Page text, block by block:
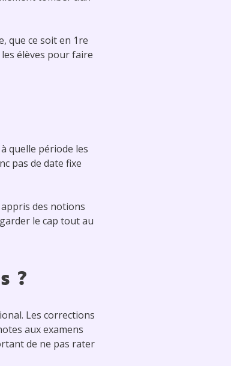
que ce soit en 1re
élèves pour faire
quelle période les
pas de date fixe
des notions
le cap tout au
?
Les corrections
aux examens
de ne pas rater